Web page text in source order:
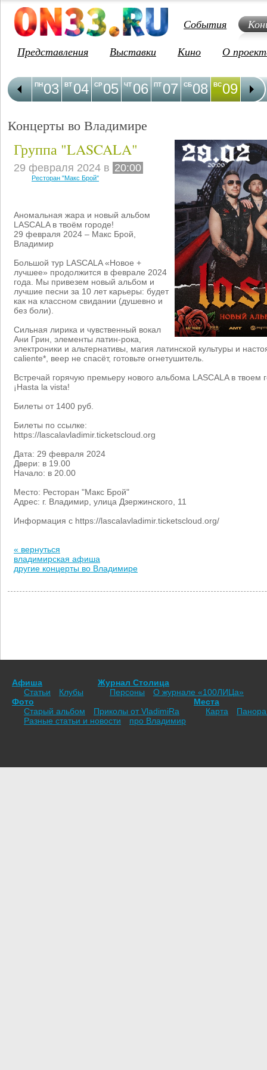
События
Представления
Выставки Кино О
03
ПН 04
ВТ 05
СР 06
ЧТ 07
ПТ 08
СБ 09
ВС 10
ПН
Концерты во Владимире
Группа "LASCALA"
29 февраля 2024 в 20:00
Ресторан "Макс Брой"
Аномальная жара и новый альбом
LASCALA в твоём городе!
29 февраля 2024 – Макс Брой,
Владимир
Большой тур LASCALA «Новое +
лучшее» продолжится в феврале 2024
года. Мы привезем новый альбом и
лучшие песни за 10 лет карьеры: будет
как на классном свидании (душевно и
без боли).
Сильная лирика и чувственный вокал
Ани Грин, элементы латин-рока,
электроники и альтернативы, магия латинской культуры и
caliente*, веер не спасёт, готовьте огнетушитель.
Встречай горячую премьеру нового альбома LASCALA в твоем
¡Hasta la vista!
Билеты от 1400 руб.
Билеты по ссылке:
https://lascalavladimir.ticketscloud.org
Дата: 29 февраля 2024
Двери: в 19.00
Начало: в 20.00
Место: Ресторан "Макс Брой"
Адрес: г. Владимир, улица Дзержинского, 11
Информация с https://lascalavladimir.ticketscloud.org/
« вернуться
владимирская афиша
другие концерты во Владимире
Афиша
Статьи
Клубы
Журнал Столица
Персоны
О журнале «100ЛИЦа»
Фото
Старый альбом
Приколы от VladimiRа
Места
Карта
Разные статьи и новости
про Владимир